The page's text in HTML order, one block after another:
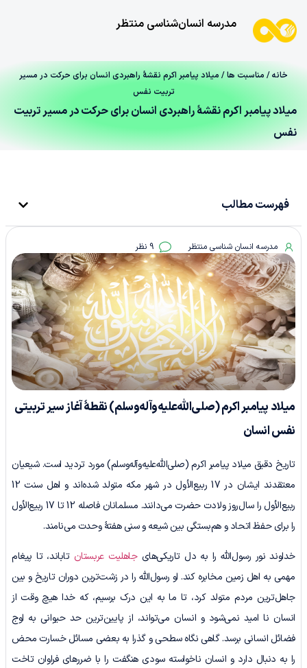
مدرسه انسان‌شناسی منتظر
خانه/ مناسبت ها/ میلاد پیامبر اکرم نقشۀ راهبردی انسان برای حرکت در مسیر
تربیت نفس
میلاد پیامبر اکرم نقشۀ راهبردی انسان برای حرکت در مسیر تربیت
نفس
فهرست مطالب
مدرسه انسان شناسی منتظر 9 نظر
میلاد پیامبر اکرم(صلی‌الله‌علیه‌وآله‌وسلم)نقطۀ آغاز سیر تربیتی
نفس انسان
تاریخ دقیق میلاد پیامبر اکرم (صلی‌الله‌علیه‌وآله‌وسلم) مورد تردید است. شیعیان
معتقدند ایشان در 17 ربیع‌الأول در شهر مکه متولد شده‌اند و اهل سنت 12
ربیع‌الأول را سال‌روز ولادت حضرت می‌دانند. مسلمانان فاصله 12 تا 17 ربیع‌الأول
را برای حفظ اتحاد و هم‌بستگی بین شیعه و سنی هفتۀ وحدت می‌نامند.
خداوند نور رسول‌الله را به دل تاریکی‌هایجاهلیت عربستان تاباند، تا پیغام
مهمی به اهل زمین مخابره کند. او رسول‌الله را در زشت‌ترین دوران تاریخ و بین
جاهل‌ترین مردم متولد کرد، تا ما به این درک برسیم، که خدا هیچ‌ وقت از
انسان نا امید نمی‌شود و انسان می‌تواند، از پایین‌ترین حد حیوانی به اوج
فضائل انسانی برسد. گاهی نگاه سطحی و گذرا به بعضی مسائل خسارت محض
را به دنبال دارد و انسان ناخواسته سودی هنگفت را با ضررهای فراوان تاخت